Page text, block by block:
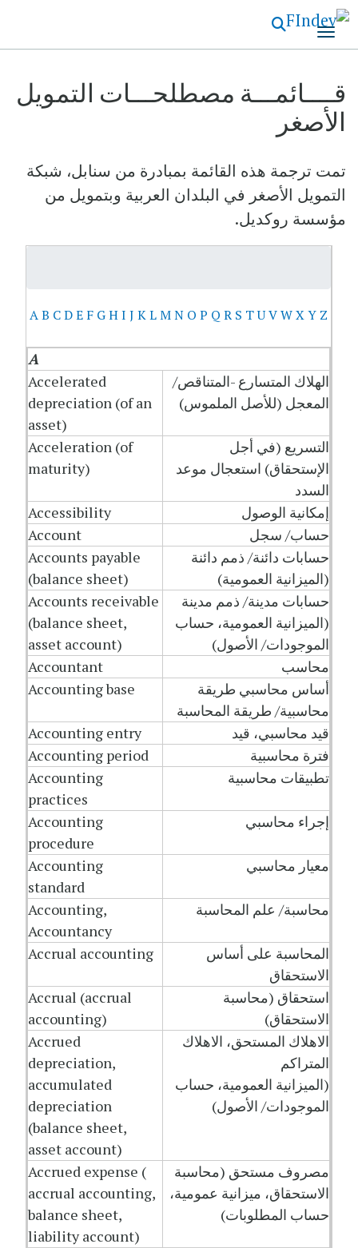
المحتوى
قــــائمـــة مصطلحـــات التمويل
الأصغر
تمت ترجمة هذه القائمة بمبادرة من سنابل، شبكة
التمويل الأصغر في البلدان العربية وبتمويل من
مؤسسة روكديل.
A BC D E F G H I J K L M N O P Q R STU VW X Y
الهلاك المتسارع -المتناقص/
المعجل (للأصل الملموس)
Accelerated
depreciation (of an
asset)
التسريع (في أجل
الإستحقاق) استعجال موعد
السدد
Acceleration (of
maturity)
إمكانية الوصول
Accessibility
حساب/ سجل
Account
حسابات دائنة/ ذمم دائنة
(الميزانية العمومية)
Accounts payable
(balance sheet)
حسابات مدينة/ ذمم مدينة
(الميزانية العمومية، حساب
الموجودات/ الأصول)
Accounts receivable
(balance sheet,
asset account)
محاسب
Accountant
أساس محاسبي طريقة
محاسبية/ طريقة المحاسبة
Accounting base
قيد محاسبي، قيد
Accounting entry
فترة محاسبية
Accounting period
تطبيقات محاسبية
Accounting
practices
إجراء محاسبي
Accounting
procedure
معيار محاسبي
Accounting
standard
محاسبة/ علم المحاسبة
Accounting,
Accountancy
المحاسبة على أساس
الاستحقاق
Accrual accounting
استحقاق (محاسبة
الاستحقاق)
Accrual (accrual
accounting)
الاهلاك المستحق، الاهلاك
المتراكم
(الميزانية العمومية، حساب
الموجودات/ الأصول)
Accrued
depreciation,
accumulated
depreciation
(balance sheet,
asset account)
مصروف مستحق (محاسبة
الاستحقاق، ميزانية عمومية،
حساب المطلوبات)
Accrued expense (
accrual accounting,
balance sheet,
liability account)